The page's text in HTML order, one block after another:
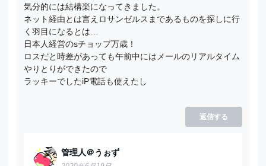
気分的には結構楽になってきました。
ネット経由とは言えロサンゼルスまであるものを探しに行
く羽目になるとは…
日本人経営のsチョップ万歳！
ロスだと時差があっても午前中にはメールのリアルタイム
やりとりができたので
ラッキーでしたiP電話も使えたし
返信する
管理人＠うぉず